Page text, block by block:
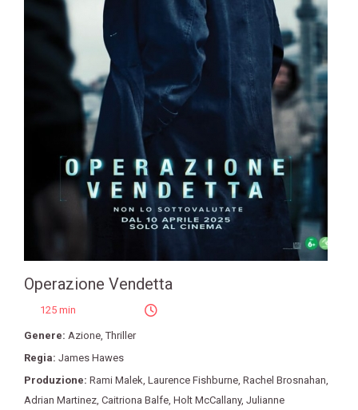
Operazione Vendetta
125 min
Genere: Azione ,Thriller
Regia: James Hawes
Produzione: Rami Malek Laurence Fishburne Rachel Brosnahan
Adrian Martinez Caitriona Balfe Holt McCallany, Julianne